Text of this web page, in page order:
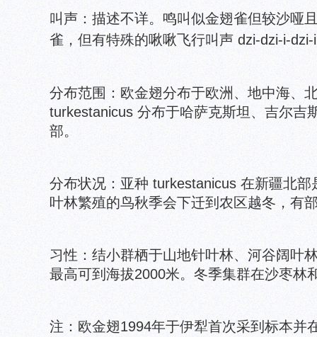
叫声：描述不详。鸣叫似金翅雀但较沙哑
雀，但有特殊的啾啾飞行叫声 dzi-dzi-i-
分布范围：欧金翅分布于欧洲、地中海、
turkestanicus 分布于哈萨克斯坦、吉尔吉
部。
分布状况： 亚种 turkestanicus 在新疆北
叶林繁殖的鸟秋季会下迁到农区越冬，有
习性：结小群栖于山地针叶林、河谷阔叶
最高可到海拔2000米。冬季集群在沙枣林
注：欧金翅1994年于伊犁首次采到标本并